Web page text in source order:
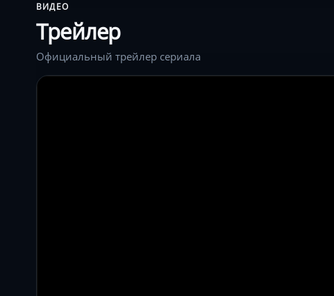
ВИДЕО
Трейлер
Официальный трейлер сериала